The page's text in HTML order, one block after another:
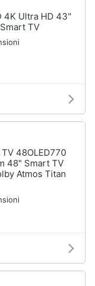
4K Ultra HD 43"
TV
48OLED770
48" Smart TV
Atmos Titan